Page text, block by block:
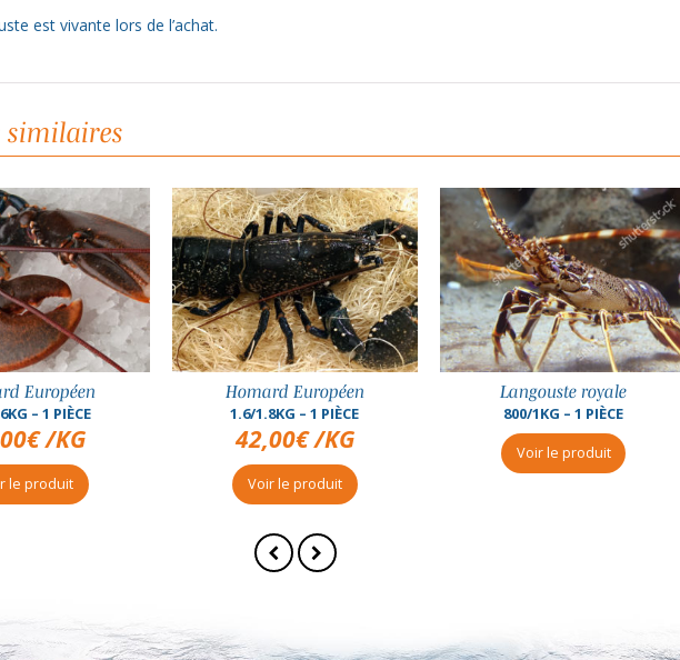
est vivante lors de l’achat.
similaires
Européen
– 1 PIÈCE
€/KG
le produit
Langouste royale
800/1KG – 1 PIÈCE
Voir le produit
Langouste royale
1/1,2 KG – 1 PIÈCE
76,00€/KG